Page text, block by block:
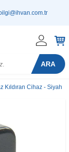
ARA
Kıldıran Cihaz - Siyah